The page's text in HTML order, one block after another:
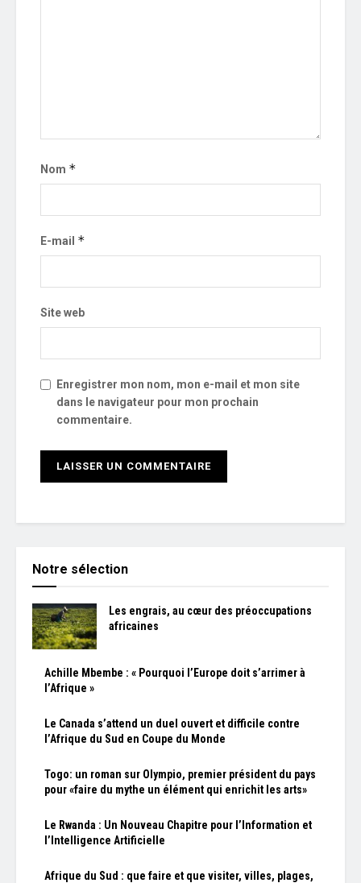
Nom *
E-mail *
Site web
Enregistrer mon nom, mon e-mail et mon site
dans le navigateur pour mon prochain
commentaire.
Notre sélection
Les engrais, au cœur des préoccupations
africaines
Achille Mbembe : « Pourquoi l’Europe doit s’arrimer à
l’Afrique »
Le Canada s’attend un duel ouvert et difficile contre
l’Afrique du Sud en Coupe du Monde
Togo: un roman sur Olympio, premier président du pays
pour «faire du mythe un élément qui enrichit les arts»
Le Rwanda : Un Nouveau Chapitre pour l’Information et
l’Intelligence Artificielle
Afrique du Sud : que faire et que visiter, villes, plages,